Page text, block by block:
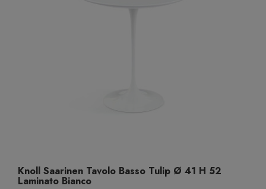
Knoll Saarinen Tavolo Basso Tulip Ø 41 H 52
Laminato Bianco